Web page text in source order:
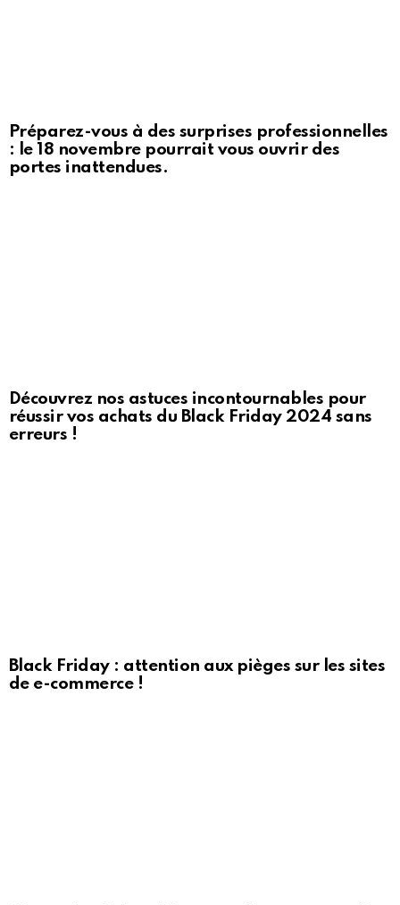
Préparez-vous à des surprises professionnelles
: le 18 novembre pourrait vous ouvrir des
portes inattendues.
Découvrez nos astuces incontournables pour
réussir vos achats du Black Friday 2024 sans
erreurs !
Black Friday : attention aux pièges sur les sites
de e-commerce !